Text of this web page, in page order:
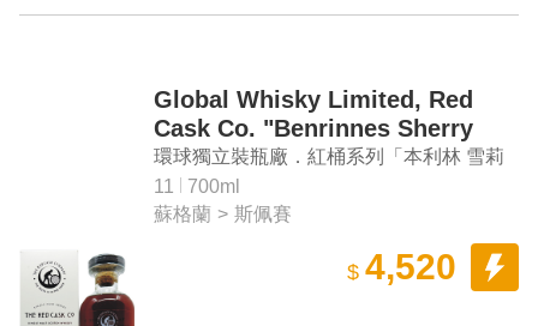
Global Whisky Limited, Red
Cask Co. "Benrinnes Sherry
Matured #308619" Aged 11
Years Single Malt Scotch
Whisky
環球獨立裝瓶廠．紅桶系列「本利林 雪莉
桶 #308619」11年單一麥芽蘇格蘭威士忌
11
700ml
蘇格蘭 > 斯佩賽
$ 4,520